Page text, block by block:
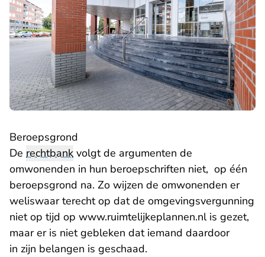
Beroepsgrond
De rechtbank volgt de argumenten de
omwonenden in hun beroepschriften niet, op één
beroepsgrond na. Zo wijzen de omwonenden er
weliswaar terecht op dat de omgevingsvergunning
niet op tijd op www.ruimtelijkeplannen.nl is gezet,
maar er is niet gebleken dat iemand daardoor
in zijn belangen is geschaad.